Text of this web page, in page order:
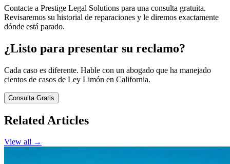
Contacte a Prestige Legal Solutions para una consulta gratuita.
Revisaremos su historial de reparaciones y le diremos exactamente
dónde está parado.
¿Listo para presentar su reclamo?
Cada caso es diferente. Hable con un abogado que ha manejado
cientos de casos de Ley Limón en California.
Consulta Gratis
Related Articles
View all →